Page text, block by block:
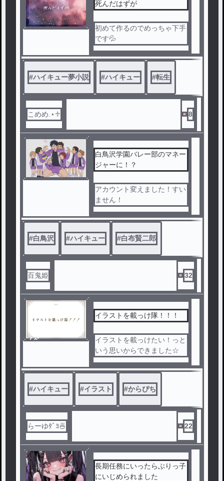
‎死んだはずが
初めて作るのでめっちゃ下手
です💦
#ハイキュー夢小説 #ハイキュー #転生
こめめ.⋆♱ 8
白鳥沢学園バレー部のマネー
ジャーに！？
アカウント変えました！すい
ません！
#白鳥沢 #ハイキュー #白布賢二郎
百鬼姫 32
ノベ
イラストを載っけ隊！！！
イラストを載っけたい！っと
いう思いからできました☆
#ハイキュー #イラスト #からぴち
らーゆﾀﾞﾖ🍜 22
長期任務にいったらぶりっ子
にいじめられました